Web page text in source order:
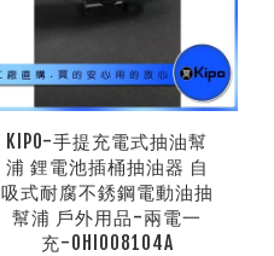
KIPO-手提充電式抽油幫
浦 鋰電池插桶抽油器 自
吸式耐腐不銹鋼電動油抽
幫浦 戶外用品-兩電一
充-OHI008104A